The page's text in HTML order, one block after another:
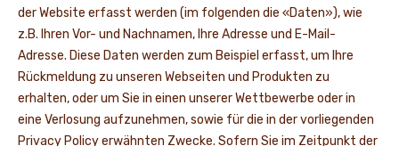
der Website erfasst werden (im folgenden die «Daten»), wie
z.B. Ihren Vor- und Nachnamen, Ihre Adresse und E-Mail-
Adresse. Diese Daten werden zum Beispiel erfasst, um Ihre
Rückmeldung zu unseren Webseiten und Produkten zu
erhalten, oder um Sie in einen unserer Wettbewerbe oder in
eine Verlosung aufzunehmen, sowie für die in der vorliegenden
Privacy Policy erwähnten Zwecke. Sofern Sie im Zeitpunkt der